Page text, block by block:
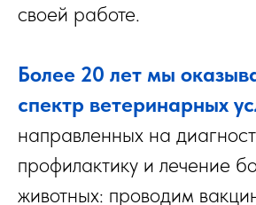
своей работе.
Более 20 лет мы
спектр ветеринарных
направленных на
профилактику и лечение
животных: проводим